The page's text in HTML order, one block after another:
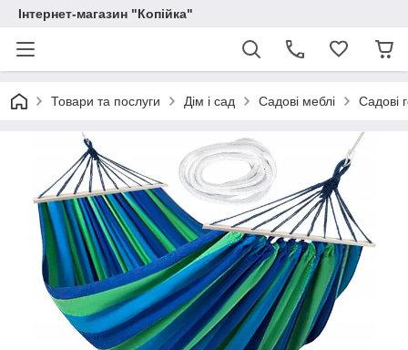
Інтернет-магазин "Копійка"
Товари та послуги Дім і сад Садові меблі Садові